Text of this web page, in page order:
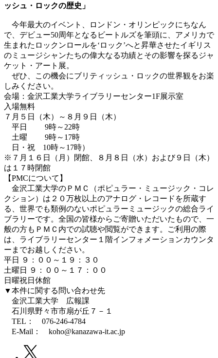
ッシュ・ロックの歴史」
今年最大のイベント、ロンドン・オリンピックにちなん
で、デビュー50周年となるビートルズを筆頭に、アメリカで
生まれたロックンロールを‘ロック’へと昇華させたイギリス
のミュージシャンたちの偉大なる功績とその影響を探るジャ
ケット・アート展。
ぜひ、この機会にブリティッシュ・ロックの世界観をお楽
しみください。
会場：金沢工業大学ライブラリーセンター1F展示室
入場無料
７月５日（木）～８月９日（木）
平日 9時～22時
土曜 9時～17時
日・祝 10時～17時）
※７月１６日（月）閉館、８月８日（水）および９日（木）
は１７時閉館
【PMCについて】
金沢工業大学のＰＭＣ（ポピュラー・ミュージック・コレ
クション）は２０万枚以上のアナログ・レコードを所蔵す
る、世界でも類例のないポピュラーミュージックの総合ライ
ブラリーです。全国の皆様からご寄贈いただいたもので、一
般の方もＰＭＣ内での試聴や閲覧ができます。ご利用の際
は、ライブラリーセンター１階インフォメーションカウンタ
ーまでお越しください。
平日 ９：００～１９：３０
土曜日 ９：００～１７：００
日曜祝日休館
▼本件に関する問い合わせ先
金沢工業大学 広報課
石川県野々市市扇が丘７－１
TEL： 076-246-4784
E-Mail： koho@kanazawa-it.ac.jp